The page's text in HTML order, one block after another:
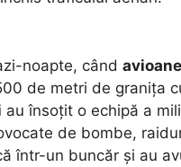
noapte, când
de metri de granița
au însoțit o echipă a
de bombe,
într-un buncăr și au